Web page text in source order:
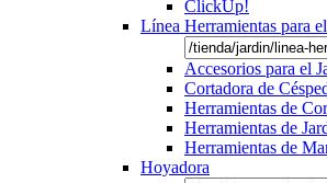
ClickUp!
Línea Herramientas para
Accesorios para el
Cortadora de
Herramientas de
Herramientas de
Herramientas de
Hoyadora